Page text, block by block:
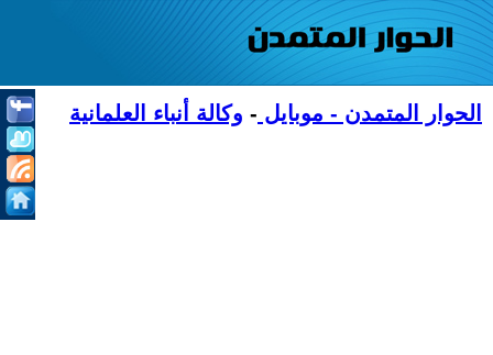
الحوار المتمدن - موبايل - وكالة أنباء العلمانية